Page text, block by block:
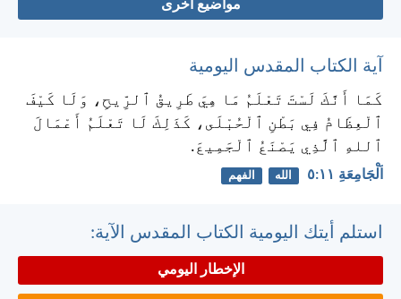
مواضيع اخرى
آية الكتاب المقدس اليومية
كَمَا أَنَّكَ لَسْتَ تَعْلَمُ مَا هِيَ طَرِيقُ ٱلرِّيحِ، وَلَا كَيْفَ
ٱلْعِظَامُ فِي بَطْنِ ٱلْحُبْلَى، كَذَلِكَ لَا تَعْلَمُ أَعْمَالَ
ٱللهِ ٱلَّذِي يَصْنَعُ ٱلْجَمِيعَ.
اَلْجَامِعَةِ ١١:‏٥ الله الفهم
استلم أيتك اليومية الكتاب المقدس الآية:
الإخطار اليومي